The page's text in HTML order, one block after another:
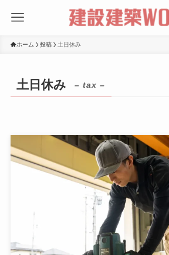
ホーム 投稿 土日休み
土日休み – tax –